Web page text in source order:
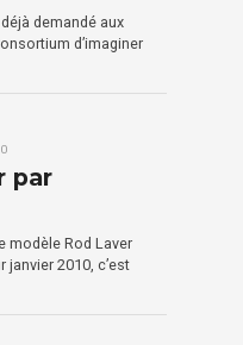
demandé aux
d’imaginer
par
modèle Rod Laver
2010, c’est